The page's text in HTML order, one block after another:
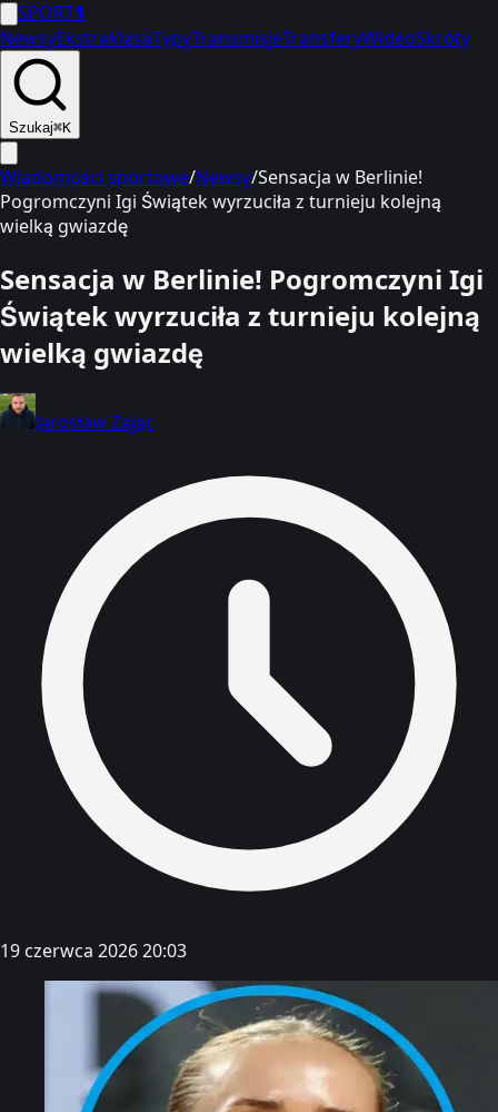
SPORT1
NewsyEkstraklasaTypyTransmisjeTransferyWideoSkróty
Szukaj⌘K
Wiadomości sportowe/Newsy/Sensacja w Berlinie!
Pogromczyni Igi Świątek wyrzuciła z turnieju kolejną
wielką gwiazdę
Sensacja w Berlinie! Pogromczyni Igi
Świątek wyrzuciła z turnieju kolejną
wielką gwiazdę
Jarosław Zając
19 czerwca 2026 20:03